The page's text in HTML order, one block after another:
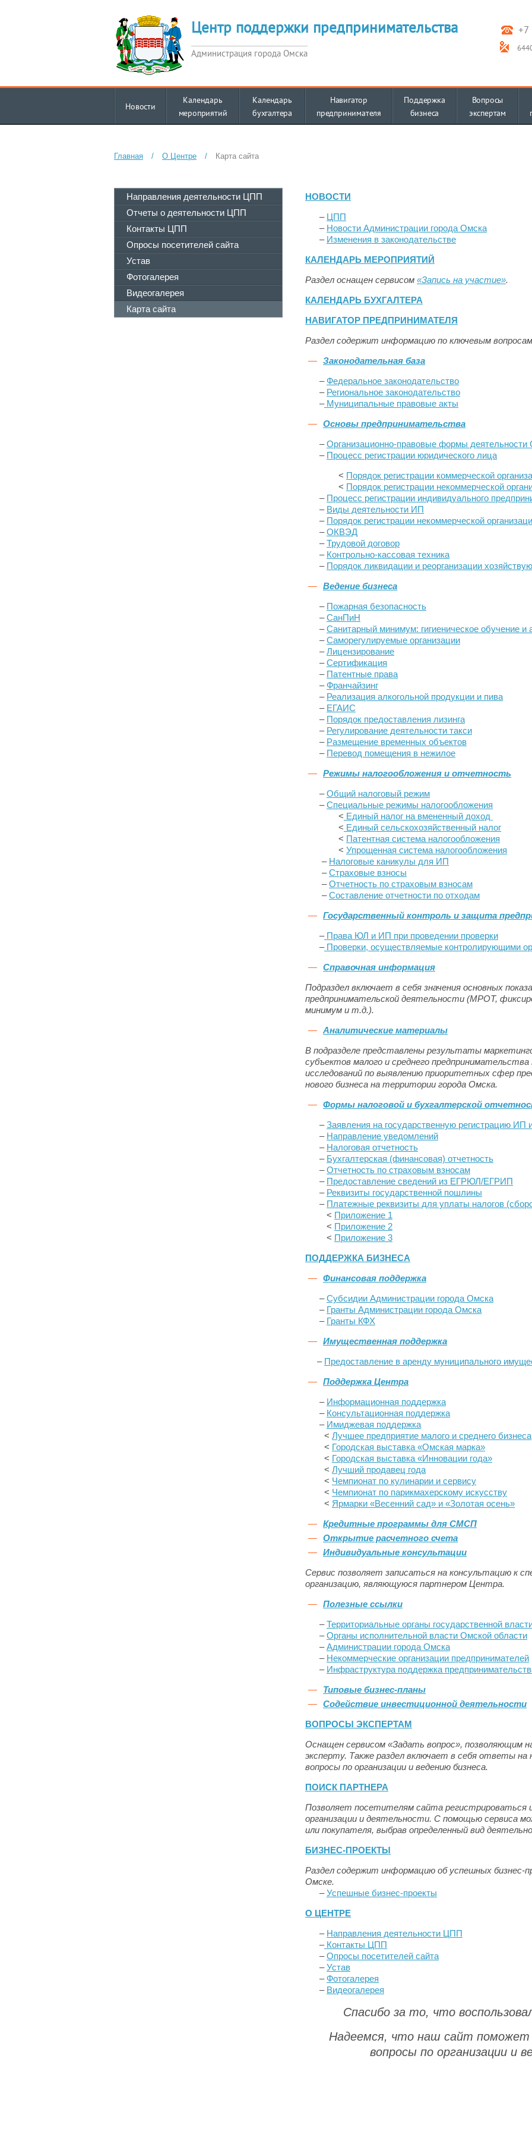
Центр поддержки предпринимательства
Администрация города Омска
+7
Новости
Календарь
мероприятий
Календарь
бухгалтера
Навигатор
предпринимателя
Поддержка
бизнеса
Вопросы
экспертам
Главная / О Центре / Карта сайта
Направления деятельности ЦПП
Отчеты о деятельности ЦПП
Контакты ЦПП
Опросы посетителей сайта
Устав
Фотогалерея
Видеогалерея
Карта сайта
НОВОСТИ
– ЦПП
– Новости Администрации города Омска
– Изменения в законодательстве
КАЛЕНДАРЬ МЕРОПРИЯТИЙ
Раздел оснащен сервисом «Запись на участие».
КАЛЕНДАРЬ БУХГАЛТЕРА
НАВИГАТОР ПРЕДПРИНИМАТЕЛЯ
Раздел содержит информацию по ключевым вопросам
Законодательная база
– Федеральное законодательство
– Региональное законодательство
–Муниципальные правовые акты
Основы предпринимательства
–Организационно-правовые формы
– Процесс регистрации юридического лица
< Порядок регистрации коммерческой
< Порядок регистрации некоммерческой
– Процесс регистрации индивидуального
– Виды деятельности ИП
– Порядок регистрации некоммерческой
–ОКВЭД
–Трудовой договор
– Контрольно-кассовая техника
– Порядок ликвидации и реорганизации
Ведение бизнеса
– Пожарная безопасность
–СанПиН
–Санитарный минимум: гигиеническое обучение и
–Саморегулируемые организации
–Лицензирование
–Сертификация
– Патентные права
– Франчайзинг
– Реализация алкогольной продукции и пива
– ЕГАИС
– Порядок предоставления лизинга
– Регулирование деятельности такси
– Размещение временных объектов
– Перевод помещения в нежилое
Режимы налогообложения и отчетность
–Общий налоговый режим
–Специальные режимы налогообложения
< Единый налог на вмененный доход
< Единый сельскохозяйственный налог
< Патентная система налогообложения
< Упрощенная система налогообложения
– Налоговые каникулы для ИП
–Страховые взносы
–Отчетность по страховым взносам
–Составление отчетности по отходам
Государственный контроль и защита
–Права ЮЛ и ИП при проведении проверки
–Проверки, осуществляемые контролирующими
Справочная информация
Подраздел включает в себя значения основных
предпринимательской деятельности (МРОТ,
минимум и т.д.).
Аналитические материалы
В подразделе представлены результаты
субъектов малого и среднего
исследований по выявлению приоритетных сфер
нового бизнеса на территории города Омска.
Формы налоговой и бухгалтерской
–Заявления на государственную регистрацию
– Направление уведомлений
– Налоговая отчетность
– Бухгалтерская (финансовая) отчетность
–Отчетность по страховым взносам
– Предоставление сведений из ЕГРЮЛ/ЕГРИП
– Реквизиты государственной пошлины
– Платежные реквизиты для уплаты налогов
< Приложение 1
< Приложение 2
< Приложение 3
ПОДДЕРЖКА БИЗНЕСА
Финансовая поддержка
–Субсидии Администрации города Омска
– Гранты Администрации города Омска
– Гранты КФХ
Имущественная поддержка
– Предоставление в аренду муниципального
Поддержка Центра
– Информационная поддержка
– Консультационная поддержка
– Имиджевая поддержка
< Лучшее предприятие малого и среднего бизнеса
< Городская выставка «Омская марка»
< Городская выставка «Инновации года»
< Лучший продавец года
< Чемпионат по кулинарии и сервису
< Чемпионат по парикмахерскому искусству
< Ярмарки «Весенний сад» и «Золотая осень»
Кредитные программы для СМСП
Открытие расчетного счета
Индивидуальные консультации
Сервис позволяет записаться на консультацию к
организацию, являющуюся партнером Центра.
Полезные ссылки
–Территориальные органы государственной
–Органы исполнительной власти Омской области
–Администрации города Омска
– Некоммерческие организации предпринимателей
– Инфраструктура поддержка
Типовые бизнес-планы
Содействие инвестиционной деятельности
ВОПРОСЫ ЭКСПЕРТАМ
Оснащен сервисом «Задать вопрос», позволяющим
эксперту. Также раздел включает в себя ответы на
вопросы по организации и ведению бизнеса.
ПОИСК ПАРТНЕРА
Позволяет посетителям сайта регистрироваться
организации и деятельности. С помощью сервиса
или покупателя, выбрав определенный вид
БИЗНЕС-ПРОЕКТЫ
Раздел содержит информацию об успешных бизнес-
Омске.
–Успешные бизнес-проекты
О ЦЕНТРЕ
– Направления деятельности ЦПП
–Контакты ЦПП
–Опросы посетителей сайта
–Устав
– Фотогалерея
– Видеогалерея
Спасибо за то, что
Надеемся, что наш сайт
вопросы по организации и